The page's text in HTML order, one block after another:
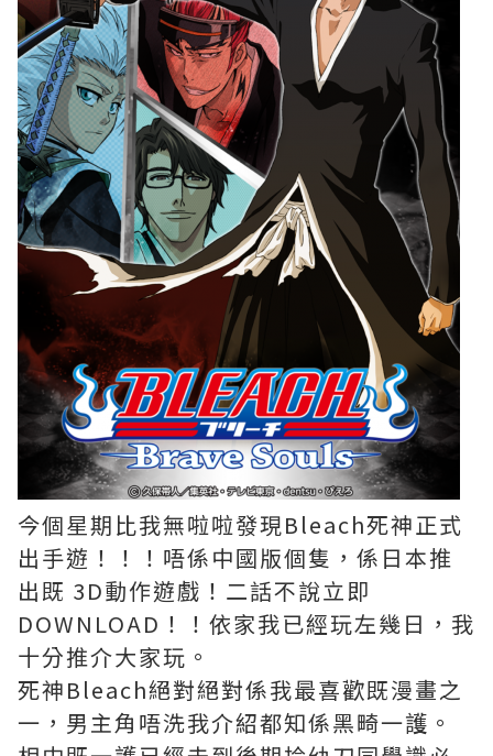
今個星期比我無啦啦發現Bleach死神正式
出手遊！！！唔係中國版個隻，係日本推
出既 3D動作遊戲！二話不說立即
DOWNLOAD！！依家我已經玩左幾日，我
十分推介大家玩。
死神Bleach絕對絕對係我最喜歡既漫畫之
一，男主角唔洗我介紹都知係黑畸一護。